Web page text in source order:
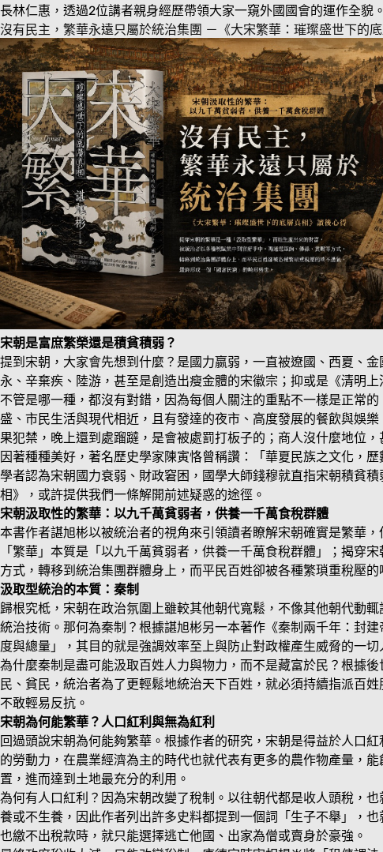
長林仁惠，透過2位講者親身經歷帶領大家一窺外國國會的運作全貌。
沒有民主，繁華永遠只屬於統治集團 －《大宋繁華：璀璨盛世下的
宋朝是富庶繁榮還是積貧積弱？
提到宋朝，大家會先想到什麼？是國力嬴弱，一直被遼國、西夏、
永、辛棄疾、陸游，甚至是創造出瘦金體的宋徽宗；抑或是《清明
不管是哪一種，都沒有對錯，因為每個人關注的重點不一樣是正常
盛、市民生活與現代相近，且有發達的夜市、高度發展的餐飲與娛
果犯禁，晚上還到處蹓躂，是會被處罰打板子的；商人沒什麼地位，
因著種種美好，著名歷史學家陳寅恪曾稱讚：「華夏民族之文化，
學者認為宋朝國力衰弱、財政窘困，國學大師錢穆就直指宋朝積貧
相》，或許提供我們一條解開前述疑惑的途徑。
宋朝汲取性的繁華：以九千萬貧弱者，供養一千萬食稅群體
本書作者諶旭彬以被統治者的視角來引領讀者瞭解宋朝確實是繁華
「繁華」本質是「以九千萬貧弱者，供養一千萬食稅群體」；揭穿
方式，轉移到統治集團群體身上，而平民百姓卻被各種繁瑣重稅壓
汲取型統治的本質：秦制
歸根究柢，宋朝在政治氛圍上雖較其他朝代寬鬆，不像其他朝代動
統治技術。那何為秦制？根據諶旭彬另一本著作《秦制兩千年：封
度與總量」，其目的就是強調效率至上與防止對政權產生威脅的一
為什麼秦制是盡可能汲取百姓人力與物力，而不是藏富於民？根據
民、貧民，統治者為了更輕鬆地統治天下百姓，就必須持續指派百
不敢輕易反抗。
宋朝為何能繁華？人口紅利與無為紅利
回過頭說宋朝為何能夠繁華。根據作者的研究，宋朝是得益於人口
的勞動力，在農業經濟為主的時代也就代表有更多的農作物產量，
置，進而達到土地最充分的利用。
為何有人口紅利？因為宋朝改變了稅制。以往朝代都是收人頭稅，
養或不生養，因此作者列出許多史料都提到一個詞「生子不舉」，
也繳不出稅款時，就只能選擇逃亡他國、出家為僧或賣身於豪強。